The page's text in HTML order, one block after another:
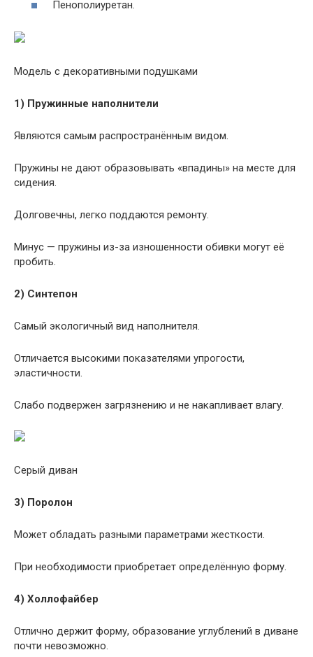
Пенополиуретан.
Модель с декоративными подушками
1) Пружинные наполнители
Являются самым распространённым видом.
Пружины не дают образовывать «впадины» на месте для
сидения.
Долговечны, легко поддаются ремонту.
Минус — пружины из-за изношенности обивки могут её
пробить.
2) Синтепон
Самый экологичный вид наполнителя.
Отличается высокими показателями упрогости,
эластичности.
Слабо подвержен загрязнению и не накапливает влагу.
Серый диван
3) Поролон
Может обладать разными параметрами жесткости.
При необходимости приобретает определённую форму.
4) Холлофайбер
Отлично держит форму, образование углублений в диване
почти невозможно.